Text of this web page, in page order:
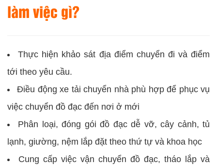
làm việc gì?
Thực hiện khảo sát địa điểm chuyển đi và điểm
tới theo yêu cầu.
Điều động xe tải chuyển nhà phù hợp để phục vụ
việc chuyển đồ đạc đến nơi ở mới
Phân loại, đóng gói đồ đạc dễ vỡ, cây cảnh, tủ
lạnh, giường, nệm lắp đặt theo thứ tự và khoa học
Cung cấp việc vận chuyển đồ đạc, tháo lắp và